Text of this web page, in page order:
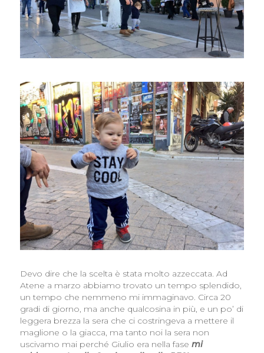
Devo dire che la scelta è stata molto azzeccata. Ad
Atene a marzo abbiamo trovato un tempo splendido,
un tempo che nemmeno mi immaginavo. Circa 20
gradi di giorno, ma anche qualcosina in più, e un po’ di
leggera brezza la sera che ci costringeva a mettere il
maglione o la giacca, ma tanto noi la sera non
uscivamo mai perché Giulio era nella fase mi